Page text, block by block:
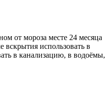
от мороза месте 24 месяца
вскрытия использовать в
в канализацию, в водоёмы,